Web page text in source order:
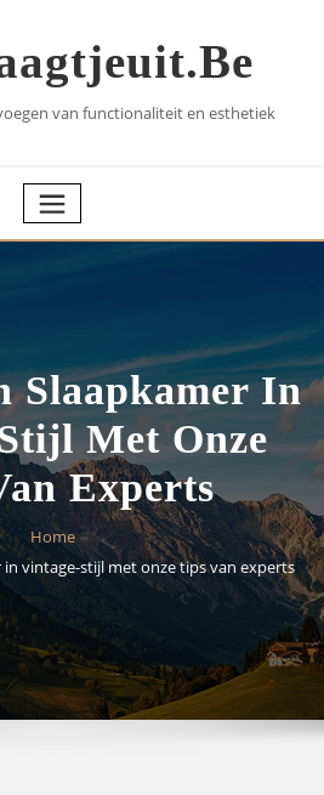
van functionaliteit en esthetiek
Slaapkamer In
Met Onze
Experts
Home
in vintage-stijl met onze tips van experts